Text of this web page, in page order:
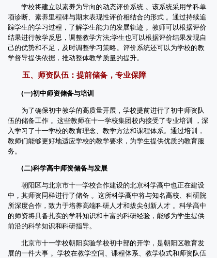
学校将建立以素养为导向的动态评价系统 。该系统采用学科单
项诊断、素养里程碑与期末表现性评价相结合的形式 。通过持续追
踪学生的学习过程，了解学生能力的发展轨迹 。教师可以根据评价
结果进行教学反思，调整教学方法;学生也可以根据评价结果发现自
己的优势和不足，及时调整学习策略。评价系统还可以为学校的教
学督导提供依据，推动整体教学质量的提升。
五、师资队伍：提前储备，专业保障
(一)初中师资储备与培训
为了确保初中教学的高质量开展，学校提前进行了初中师资队
伍的储备工作 。这些教师在十一学校集团校内接受了专业培训 ，深
入学习了十一学校的教育理念、教学方法和课程体系。通过培训，
教师们能够更好地适应学校的教学要求，为学生提供优质的教育服
务。
(二)科学高中师资储备与发展
朝阳区与北京市十一学校合作建设的北京科学高中也正在建设
中，其师资同样进行了储备 。这所科学高中将与知名高校、科研院
所深度合作，致力于培养高端科研人才和拔尖创新人才 。科学高中
的师资将具备扎实的学科知识和丰富的科研经验，能够为学生提供
前沿的科学知识和科研指导。
北京市十一学校朝阳实验学校初中部的开学，是朝阳区教育发
展的一件大事 。学校在教学空间、课程体系、教学模式和师资队伍